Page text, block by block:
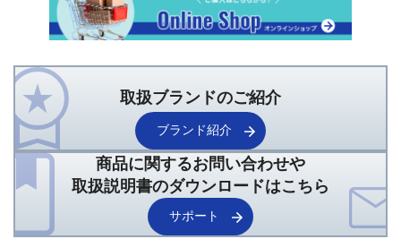
取扱ブランドのご紹介
ブランド紹介
商品に関するお問い合わせや
取扱説明書のダウンロードはこちら
サポート